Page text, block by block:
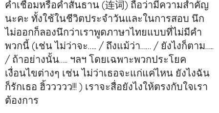
คำเชื่อมหรือคำสันธาน (连词) ถือว่ามีความสำคัญ
นะคะ ทั้งใช้ในชีวิตประจำวันและในการสอบ นึก
ไม่ออกก็ลองนึกว่าเราพูดภาษาไทยแบบที่ไม่มีคำ
พวกนี้ (เช่น ไม่ว่าจะ….. / ถึงแม้ว่า…… / ยังไงก็ตาม…..
/ ถ้าอย่างนั้น….. ฯลฯ โดยเฉพาะพวกประโยค
เงื่อนไขต่างๆ เช่น ไม่ว่าเธอจะแก่แค่ไหน ยังไงฉัน
ก็รักเธอ ฮิ้ววววว!!! ) เราจะสื่อยังไงให้ตรงกับใจเรา
ต้องการ